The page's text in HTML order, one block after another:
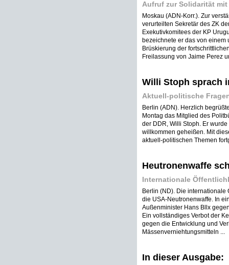
Aufruf zur Solidarität mit
Moskau (ADN-Korr.). Zur
verurteilten Sekretär des ZK
Exekutivkomitees der KP
bezeichnete er das von
Brüskierung der
Freilassung von Jaime Perez
Willi Stoph sprach
Aktuell-politische
Berlin (ADN). Herzlich
Montag das Mitglied des
der DDR, Willi Stoph. Er
willkommen geheißen. Mit
aktuell-politischen Themen
Heutronenwaffe
Internationale
Berlin (ND). Die internationale
die USA-Neutronenwaffe. In
Außenminister Hans Bllx
Ein vollständiges Verbot der
gegen die Entwicklung und
Mässenverniehtungsmitteln ...
In dieser Ausgabe: